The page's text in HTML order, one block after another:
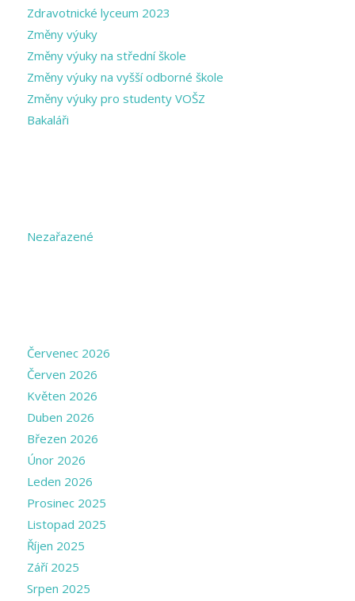
Zdravotnické lyceum 2023
Změny výuky
Změny výuky na střední škole
Změny výuky na vyšší odborné škole
Změny výuky pro studenty VOŠZ
Bakaláři
Nezařazené
Červenec 2026
Červen 2026
Květen 2026
Duben 2026
Březen 2026
Únor 2026
Leden 2026
Prosinec 2025
Listopad 2025
Říjen 2025
Září 2025
Srpen 2025